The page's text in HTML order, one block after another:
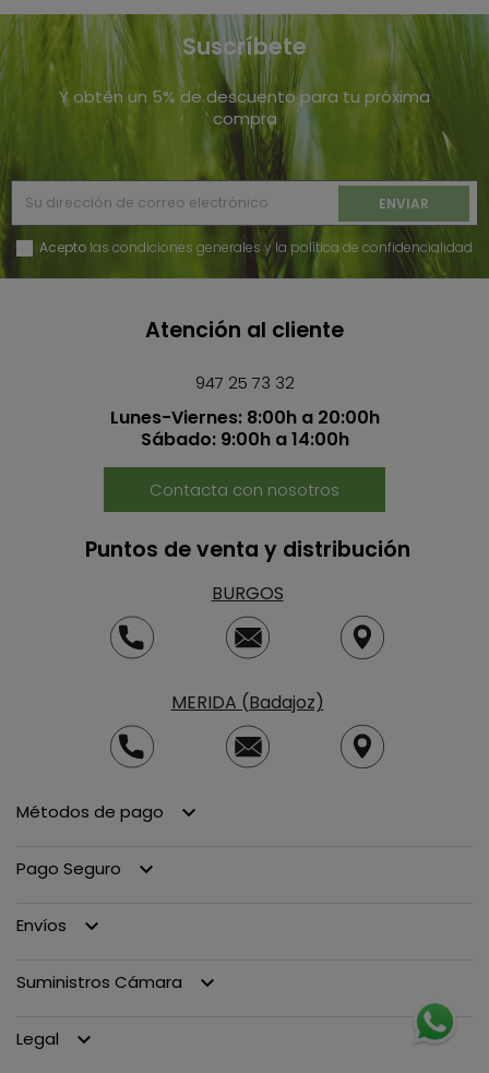
Suscríbete
Y obtén un 5% de descuento para tu próxima
compra
Acepto las condiciones generales y la política de confidencialidad
Atención al cliente
947 25 73 32
Lunes-Viernes: 8:00h a 20:00h
Sábado: 9:00h a 14:00h
Contacta con nosotros
Puntos de venta y distribución
BURGOS
MERIDA (Badajoz)
Métodos de pago keyboard_arrow_down
Pago Seguro keyboard_arrow_down
Envíos keyboard_arrow_down
Suministros Cámara keyboard_arrow_down
Legal keyboard_arrow_down